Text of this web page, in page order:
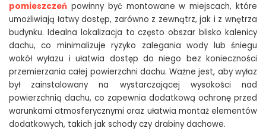
pomieszczeń powinny być montowane w miejscach, które
umożliwiają łatwy dostęp, zarówno z zewnątrz, jak i z wnętrza
budynku. Idealna lokalizacja to często obszar blisko kalenicy
dachu, co minimalizuje ryzyko zalegania wody lub śniegu
wokół wyłazu i ułatwia dostęp do niego bez konieczności
przemierzania całej powierzchni dachu. Ważne jest, aby wyłaz
był zainstalowany na wystarczającej wysokości nad
powierzchnią dachu, co zapewnia dodatkową ochronę przed
warunkami atmosferycznymi oraz ułatwia montaż elementów
dodatkowych, takich jak schody czy drabiny dachowe.